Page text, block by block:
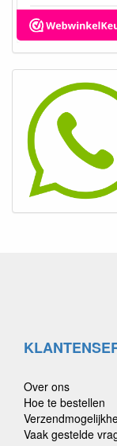
Over ons
Hoe te bestellen
Vaak gestelde